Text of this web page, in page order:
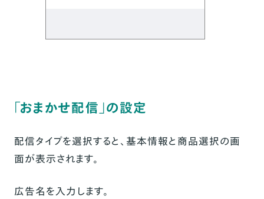
「おまかせ配信」の設定
配信タイプを選択すると、基本情報と商品選択の画
面が表示されます。
広告名を入力します。